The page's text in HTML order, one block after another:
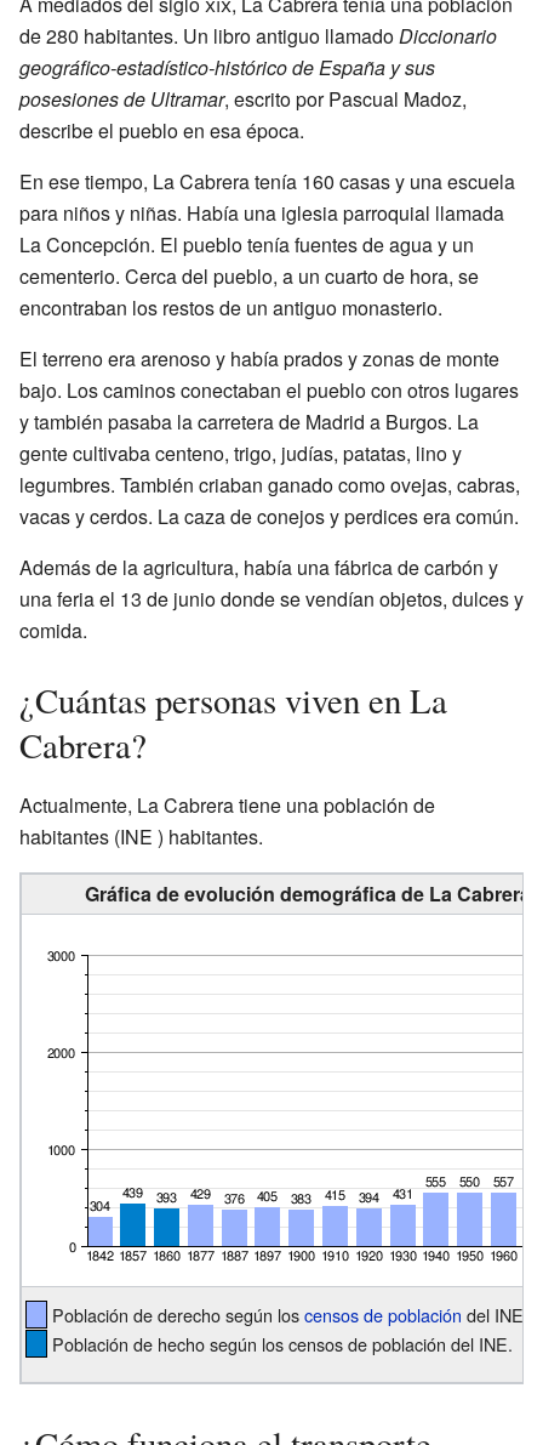
de 280 habitantes. Un libro antiguo llamadoDiccionario
geográfico-estadístico-histórico de España y sus
posesiones de Ultramar, escrito por Pascual Madoz,
describe el pueblo en esa época.
En ese tiempo, La Cabrera tenía 160 casas y una escuela
para niños y niñas. Había una iglesia parroquial llamada
La Concepción. El pueblo tenía fuentes de agua y un
cementerio. Cerca del pueblo, a un cuarto de hora, se
encontraban los restos de un antiguo monasterio.
El terreno era arenoso y había prados y zonas de monte
bajo. Los caminos conectaban el pueblo con otros lugares
y también pasaba la carretera de Madrid a Burgos. La
gente cultivaba centeno, trigo, judías, patatas, lino y
legumbres. También criaban ganado como ovejas, cabras,
vacas y cerdos. La caza de conejos y perdices era común.
Además de la agricultura, había una fábrica de carbón y
una feria el 13 de junio donde se vendían objetos, dulces y
comida.
¿Cuántas personas viven en La
Cabrera?
Actualmente, La Cabrera tiene una población de
habitantes (INE ) habitantes.
Gráfica de evolución demográfica de La Cabrera
Población de derecho según loscensos de población del INE.
Población de hecho según los censos de población del INE.